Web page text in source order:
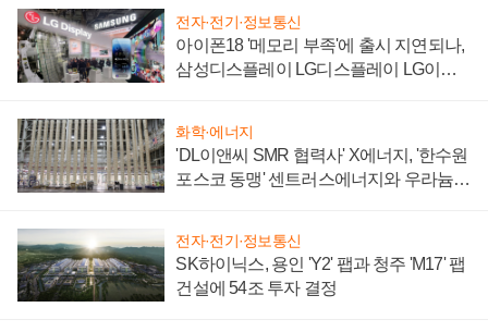
전자·전기·정보통신
아이폰18 '메모리 부족'에 출시 지연되나,
삼성디스플레이 LG디스플레이 LG이노
화학·에너지
'DL이앤씨 SMR 협력사' X에너지, '한수원
포스코 동맹' 센트러스에너지와 우라늄
전자·전기·정보통신
SK하이닉스, 용인 'Y2' 팹과 청주 'M17' 팹
건설에 54조 투자 결정